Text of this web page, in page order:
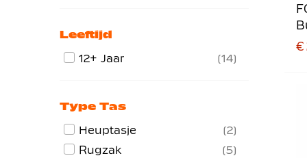
€
Leeftijd
12+ Jaar 14
Type Tas
Heuptasje
2
Rugzak
5